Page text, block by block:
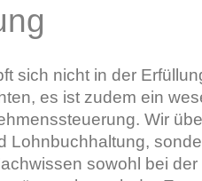
sich nicht in der
es ist zudem ein
Wir
Lohnbuchhaltung,
sowohl bei